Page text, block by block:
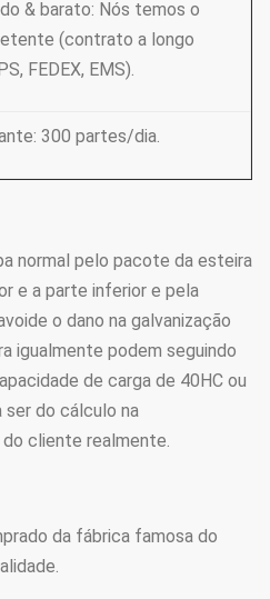
& barato: Nós temos o
(contrato a longo
FEDEX, EMS).
300 partes/dia.
normal pelo pacote da esteira
e a parte inferior e pela
o dano na galvanização
igualmente podem seguindo
de carga de 40HC ou
ser do cálculo na
cliente realmente.
da fábrica famosa do